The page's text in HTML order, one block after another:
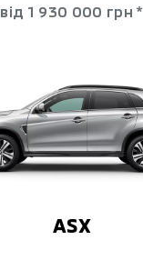
від 1 930 000 гpн *
ASX